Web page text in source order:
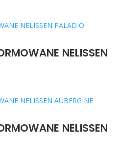
NELISSEN
NELISSEN